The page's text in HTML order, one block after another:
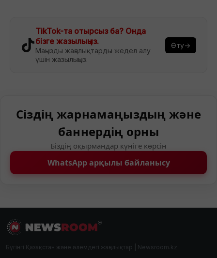
TikTok-та отырсыз ба? Онда
бізге жазылыңыз.
Маңызды жаңалықтарды жедел алу
үшін жазылыңыз.
Өту→
Сіздің жарнамаңыздың және
баннердің орны
Біздің оқырмандар күніге көрсін
WhatsApp арқылы байланысу
Бүгінгі Қазақстан және әлемдегі жаңалықтар | Newsroom.kz